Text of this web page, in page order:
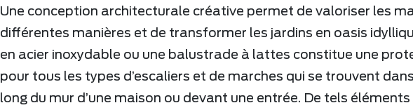
Une conception architecturale créative permet de valoriser les
différentes manières et de transformer les jardins en oasis
en acier inoxydable ou une balustrade à lattes constitue une
pour tous les types d’escaliers et de marches qui se trouvent
long du mur d’une maison ou devant une entrée. De tels éléments